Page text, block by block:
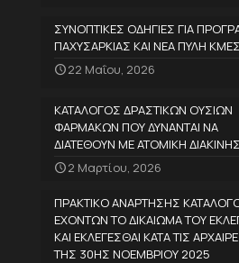
ΣΥΝΟΠΤΙΚΕΣ ΟΔΗΓΙΕΣ ΓΙΑ
ΠΑΧΥΣΑΡΚΙΑΣ ΚΑΙ ΝΕΑ ΠΥΛΗ ΚΜΕΣ
22 Μαΐου, 2026
ΚΑΤΑΛΟΓΟΣ ΔΡΑΣΤΙΚΩΝ ΟΥΣΙΩΝ
ΦΑΡΜΑΚΩΝ ΠΟΥ ΔΥΝΑΝΤΑΙ ΝΑ
ΔΙΑΤΕΘΟΥΝ ΜΕ ΑΤΟΜΙΚΗ
2 Μαρτίου, 2026
ΠΡΑΚΤΙΚΟ ΑΝΑΡΤΗΣΗΣ
ΕΧΟΝΤΩΝ ΤΟ ΔΙΚΑΙΩΜΑ ΤΟΥ
ΚΑΙ ΕΚΛΕΓΕΣΘΑΙ ΚΑΤΑ ΤΙΣ
ΤΗΣ 30ΗΣ ΝΟΕΜΒΡΙΟΥ 2025